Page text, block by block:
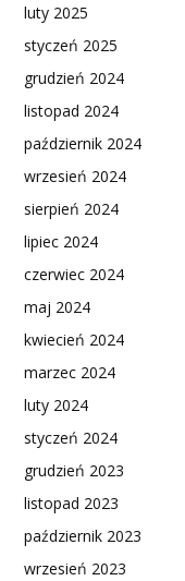
luty 2025
styczeń 2025
grudzień 2024
listopad 2024
październik 2024
wrzesień 2024
sierpień 2024
lipiec 2024
czerwiec 2024
maj 2024
kwiecień 2024
marzec 2024
luty 2024
styczeń 2024
grudzień 2023
listopad 2023
październik 2023
wrzesień 2023